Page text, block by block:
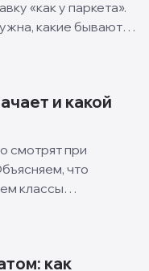
«как у паркета».
какие бывают
без фаски.
и какой
смотрят при
что
классы
кухни и
как